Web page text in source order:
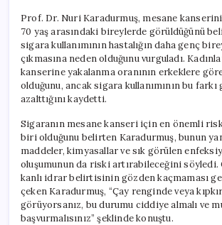
Prof. Dr. Nuri Karadurmuş, mesane
70 yaş arasındaki bireylerde görüldüğünü
sigara kullanımının hastalığın daha genç
çıkmasına neden olduğunu vurguladı.
kanserine yakalanma oranının erkeklere
olduğunu, ancak sigara kullanımının bu farkı
azalttığını kaydetti.
Sigaranın mesane kanseri için en önemli
biri olduğunu belirten Karadurmuş, bunun
maddeler, kimyasallar ve sık görülen
oluşumunun da riski artırabileceğini söyledi.
kanlı idrar belirtisinin gözden kaçmaması
çeken Karadurmuş, “Çay renginde veya
görüyorsanız, bu durumu ciddiye almalı ve
başvurmalısınız” şeklinde konuştu.